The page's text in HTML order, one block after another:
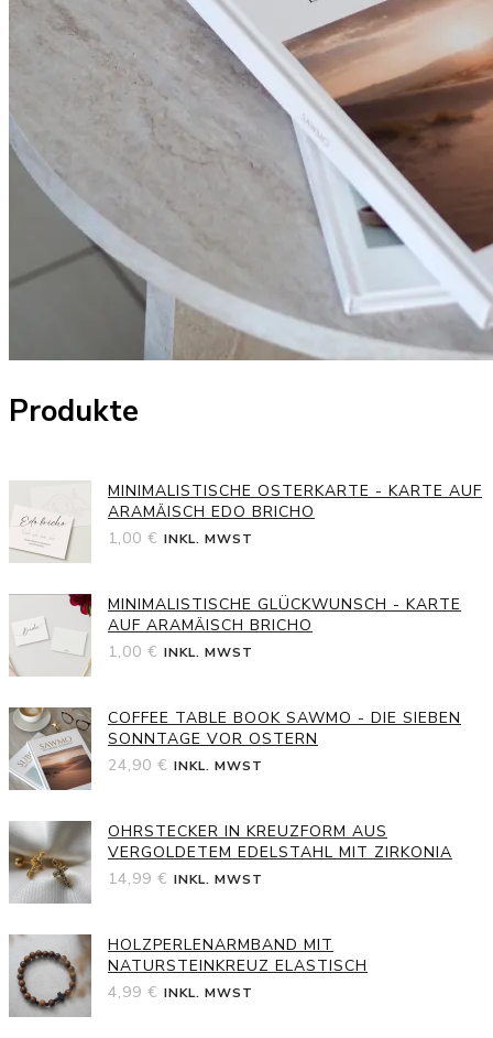
Produkte
MINIMALISTISCHE OSTERKARTE - KARTE AUF
ARAMÄISCH EDO BRICHO
1,00 € INKL. MWST
MINIMALISTISCHE GLÜCKWUNSCH - KARTE
AUF ARAMÄISCH BRICHO
1,00 € INKL. MWST
COFFEE TABLE BOOK SAWMO - DIE SIEBEN
SONNTAGE VOR OSTERN
24,90 € INKL. MWST
OHRSTECKER IN KREUZFORM AUS
VERGOLDETEM EDELSTAHL MIT ZIRKONIA
14,99 € INKL. MWST
HOLZPERLENARMBAND MIT
NATURSTEINKREUZ ELASTISCH
4,99 € INKL. MWST